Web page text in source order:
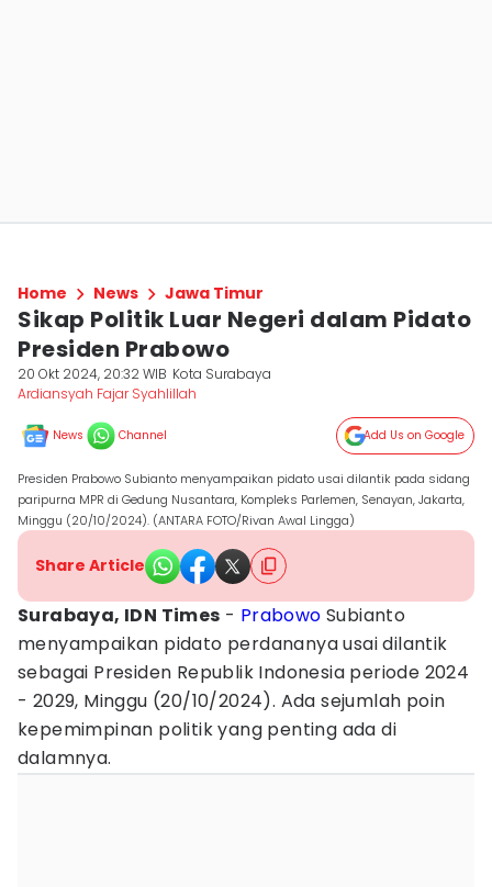
Home News Jawa Timur
Sikap Politik Luar Negeri dalam Pidato
Presiden Prabowo
20 Okt 2024, 20:32 WIB Kota Surabaya
Ardiansyah Fajar Syahlillah
News Channel Add Us on Google
Presiden Prabowo Subianto menyampaikan pidato usai dilantik pada sidang
paripurna MPR di Gedung Nusantara, Kompleks Parlemen, Senayan, Jakarta,
Minggu (20/10/2024). (ANTARA FOTO/Rivan Awal Lingga)
Share Article
Surabaya, IDN Times - Prabowo Subianto
menyampaikan pidato perdananya usai dilantik
sebagai Presiden Republik Indonesia periode 2024
- 2029, Minggu (20/10/2024). Ada sejumlah poin
kepemimpinan politik yang penting ada di
dalamnya.